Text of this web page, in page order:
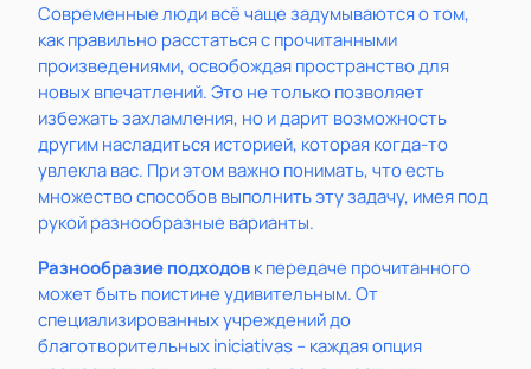
Современные люди всё чаще задумываются о том,
как правильно расстаться с прочитанными
произведениями, освобождая пространство для
новых впечатлений. Это не только позволяет
избежать захламления, но и дарит возможность
другим насладиться историей, которая когда-то
увлекла вас. При этом важно понимать, что есть
множество способов выполнить эту задачу, имея под
рукой разнообразные варианты.
Разнообразие подходов к передаче прочитанного
может быть поистине удивительным. От
специализированных учреждений до
благотворительных iniciativas – каждая опция